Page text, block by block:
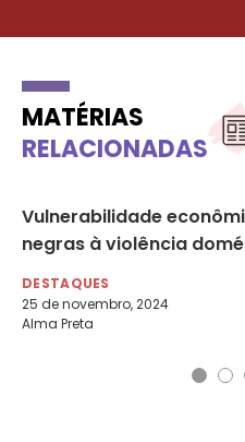
MATÉRIAS
RELACIONADAS
Vulnerabilidade
negras à violência
DESTAQUES
25 de novembro, 2024
Alma Preta